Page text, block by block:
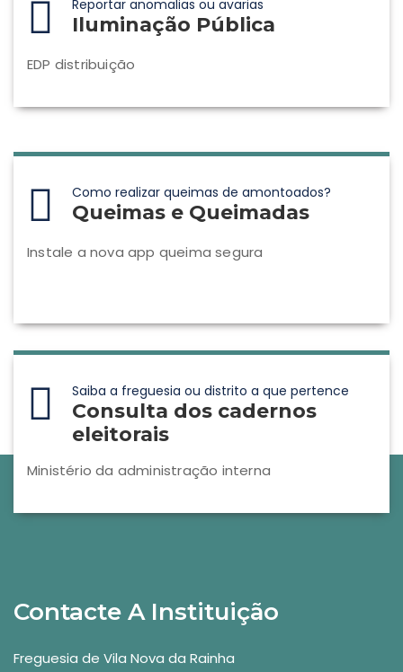
Reportar anomalias ou avarias
Iluminação Pública
EDP distribuição
Como realizar queimas de amontoados?
Queimas e Queimadas
Instale a nova app queima segura
Saiba a freguesia ou distrito a que pertence
Consulta dos cadernos
eleitorais
Ministério da administração interna
Contacte A Instituição
Freguesia de Vila Nova da Rainha